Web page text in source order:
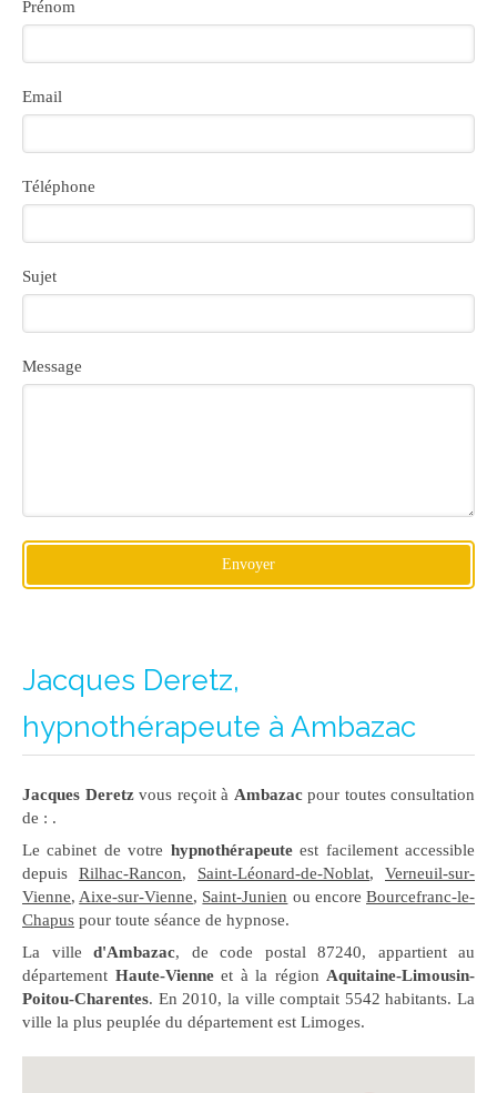
Prénom
Email
Téléphone
Sujet
Message
Envoyer
Jacques Deretz,
hypnothérapeute à Ambazac
Jacques Deretzvous reçoit à Ambazacpour toutes consultation
de : .
Le cabinet de votre hypnothérapeuteest facilement accessible
depuis Rilhac-Rancon, Saint-Léonard-de-Noblat, Verneuil-sur-
Vienne, Aixe-sur-Vienne, Saint-Junien ou encoreBourcefranc-le-
Chapus pour toute séance de hypnose.
La ville d'Ambazac, de code postal 87240, appartient au
département Haute-Vienneet à la région Aquitaine-Limousin-
Poitou-Charentes. En 2010, la ville comptait 5542 habitants. La
ville la plus peuplée du département est Limoges.